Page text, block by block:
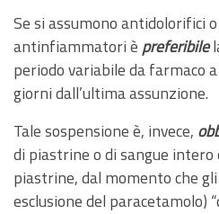
Se si assumono antidolorifici o
antinfiammatori è preferibile
periodo variabile da farmaco
giorni dall’ultima assunzione.
Tale sospensione è, invece,
di piastrine o di sangue
piastrine, dal momento che
esclusione del paracetamolo)